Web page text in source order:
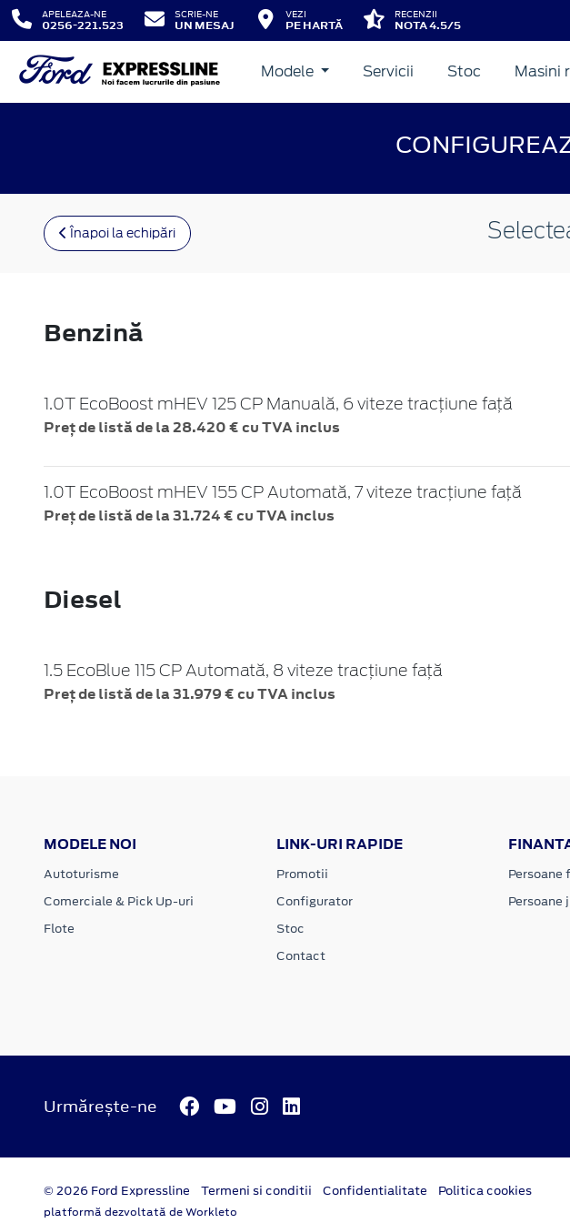
APELEAZA-NE
0256-221.523
SCRIE-NE
UN MESAJ
VEZI
PE HARTĂ
RECENZII
NOTA 4.5/5
Modele Servicii Stoc Masini
Înapoi la echipări
Benzină
1.0T EcoBoost mHEV 125 CP Manuală, 6 viteze tracțiune față
Preț de listă de la 28.420 € cu TVA inclus
1.0T EcoBoost mHEV 155 CP Automată, 7 viteze tracțiune față
Preț de listă de la 31.724 € cu TVA inclus
Diesel
1.5 EcoBlue 115 CP Automată, 8 viteze tracțiune față
Preț de listă de la 31.979 € cu TVA inclus
MODELE NOI
Autoturisme
Comerciale & Pick Up-uri
Flote
LINK-URI RAPIDE
Promotii
Configurator
Stoc
Contact
Persoane
Persoane
Urmărește-ne
© 2026 Ford Expressline Termeni si conditii Confidentialitate Politica cookies
platformă dezvoltată de Workleto